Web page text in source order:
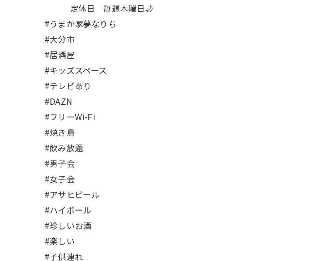
定休日 毎週木曜日🌙
#うまか家夢なりち
#大分市
#居酒屋
#キッズスペース
#テレビあり
#DAZN
#フリーWi-Fi
#焼き鳥
#飲み放題
#男子会
#女子会
#アサヒビール
#ハイボール
#珍しいお酒
#楽しい
#子供連れ